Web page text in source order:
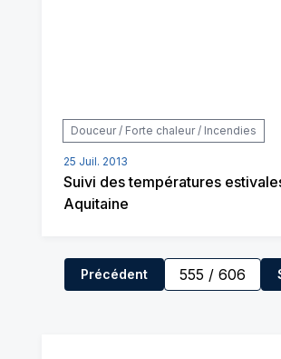
Douceur / Forte chaleur / Incendies
25 Juil. 2013
Suivi des températures
Aquitaine
Précédent 555 / 606